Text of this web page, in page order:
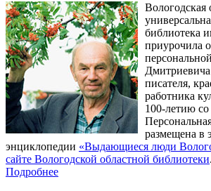
Вологодская
библиотека
приурочила
писателя,
работника
100‑летию
размещена в
энциклопедии «Выдающиеся люди
сайте Вологодской областной библиотеки.
Подробнее